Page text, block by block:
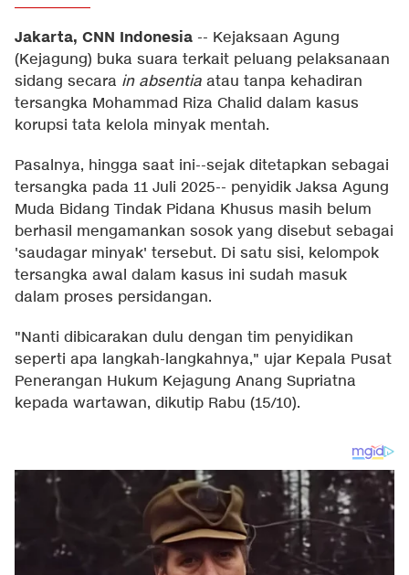
Jakarta, CNN Indonesia -- Kejaksaan Agung
(Kejagung) buka suara terkait peluang pelaksanaan
sidang secara in absentia atau tanpa kehadiran
tersangka Mohammad Riza Chalid dalam kasus
korupsi tata kelola minyak mentah.
Pasalnya, hingga saat ini--sejak ditetapkan sebagai
tersangka pada 11 Juli 2025-- penyidik Jaksa Agung
Muda Bidang Tindak Pidana Khusus masih belum
berhasil mengamankan sosok yang disebut sebagai
'saudagar minyak' tersebut. Di satu sisi, kelompok
tersangka awal dalam kasus ini sudah masuk
dalam proses persidangan.
"Nanti dibicarakan dulu dengan tim penyidikan
seperti apa langkah-langkahnya," ujar Kepala Pusat
Penerangan Hukum Kejagung Anang Supriatna
kepada wartawan, dikutip Rabu (15/10).